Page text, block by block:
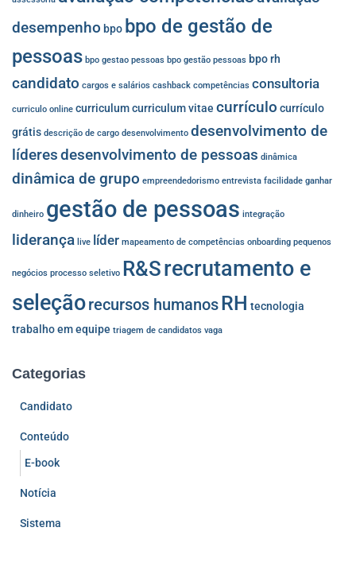
desempenho bpo bpo de gestão de
pessoas bpo gestao pessoas bpo gestão pessoas bpo rh
candidato cargos e salários cashback competências consultoria
curriculo online curriculumcurriculum vitae currículo currículo
grátis descrição de cargo desenvolvimento desenvolvimento de
líderesdesenvolvimento de pessoas dinâmica
dinâmica de grupo empreendedorismo entrevista facilidade ganhar
dinheiro gestão de pessoas integração
liderança live líder mapeamento de competências onboarding pequenos
negócios processo seletivo R&Srecrutamento e
seleçãorecursos humanosRH tecnologia
trabalho em equipe triagem de candidatos vaga
Categorias
Candidato
Conteúdo
E-book
Notícia
Sistema